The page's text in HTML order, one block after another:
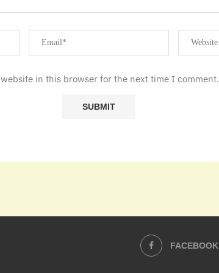
in this browser for the next time I comment.
FACEBOOK